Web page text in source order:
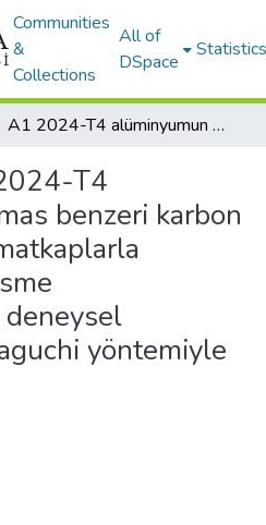
Communities
&
Collections
All of
DSpace
Statistics
A1 2024-T4 alüminyumun elmas benzeri karbon (dlc) kaplanmış matkaplarla delinmesinde kesme parametrelerinin deneysel incelenmesi ve taguchi yöntemiyle optimizasyonu
T4
benzeri karbon
yöntemiyle